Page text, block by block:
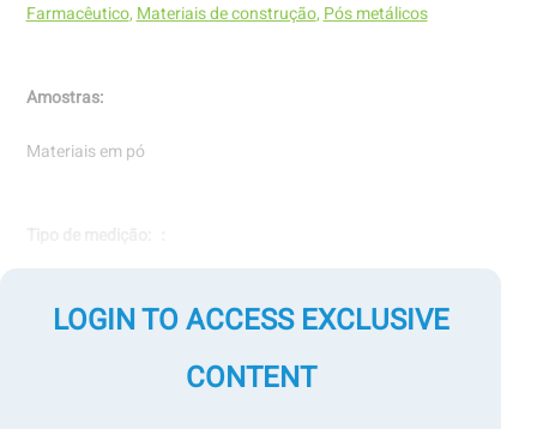
Farmacêutico, Materiais de construção, Pós metálicos
Amostras:
Materiais em pó
Medição por tecnologia：
LOGIN TO ACCESS EXCLUSIVE
CONTENT